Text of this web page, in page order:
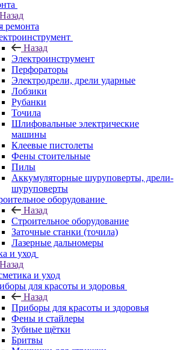
Назад
ремонта
Назад
Электроинструмент
Перфораторы
Электродрели, дрели ударные
Лобзики
Рубанки
Точила
Шлифовальные электрические
машины
Клеевые пистолеты
Фены стоительные
Пилы
Аккумуляторные шуруповерты, дрели-
шуруповерты
оборудование
Назад
Строительное оборудование
Заточные станки (точила)
Лазерные дальномеры
и уход
Назад
и уход
для красоты и здоровья
Назад
Приборы для красоты и здоровья
Фены и стайлеры
Зубные щётки
Бритвы